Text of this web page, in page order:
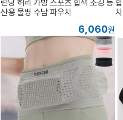
산용 물병 수납 파우치
6,060원